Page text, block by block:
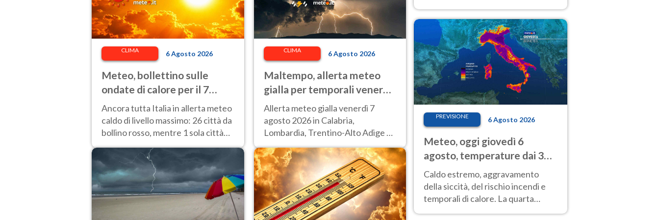
CLIMA 6 Agosto 2026
Meteo, bollettino sulle
ondate di calore per il 7
agosto 2026: 26 città da
bollino rosso in Italia
Ancora tutta Italia in allerta meteo
caldo di livello massimo: 26 città da
bollino rosso, mentre 1 sola città
passa al bollino giallo.
CLIMA 6 Agosto 2026
Maltempo, allerta meteo
gialla per temporali venerdì
7 agosto: le regioni colpite
Allerta meteo gialla venerdì 7
agosto 2026 in Calabria,
Lombardia, Trentino-Alto Adige e
Veneto.
Nord.
PREVISIONE 6 Agosto 2026
Meteo, oggi giovedì 6
agosto, temperature dai 33
ai 40 gradi
Caldo estremo, aggravamento
della siccità, del rischio incendi e
temporali di calore. La quarta
intensa ondata di calore non dà